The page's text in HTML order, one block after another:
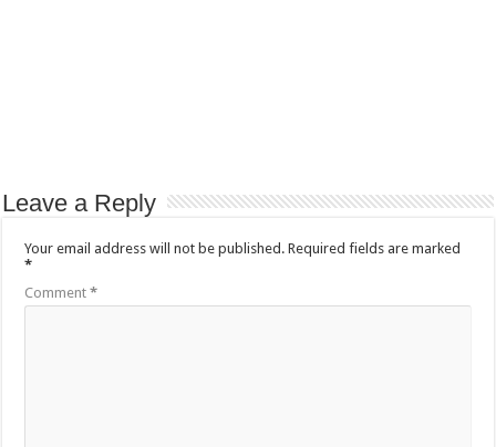
Leave a Reply
Your email address will not be published. Required fields are marked
*
Comment*